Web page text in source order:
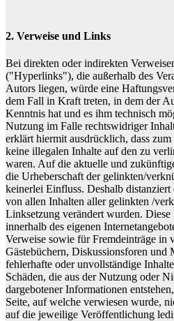
2. Verweise und Links
Bei direkten oder indirekten
("Hyperlinks"), die außerhalb des
Autors liegen, würde eine
dem Fall in Kraft treten, in dem der
Kenntnis hat und es ihm technisch
Nutzung im Falle rechtswidriger
erklärt hiermit ausdrücklich, dass
keine illegalen Inhalte auf den zu
waren. Auf die aktuelle und
die Urheberschaft der gelinkten/
keinerlei Einfluss. Deshalb
von allen Inhalten aller gelinkten /
Linksetzung verändert wurden.
innerhalb des eigenen
Verweise sowie für Fremdeinträge in
Gästebüchern, Diskussionsforen und
fehlerhafte oder unvollständige
Schäden, die aus der Nutzung oder
dargebotener Informationen
Seite, auf welche verwiesen wurde,
auf die jeweilige Veröffentlichung